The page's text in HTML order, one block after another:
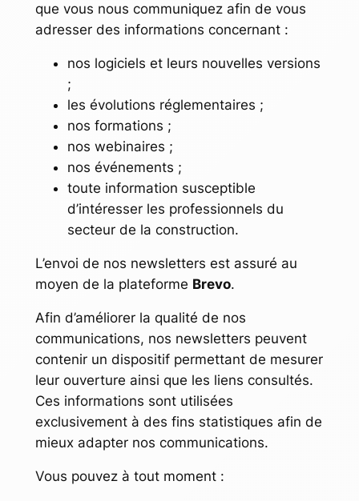
que vous nous communiquez afin de vous
adresser des informations concernant :
nos logiciels et leurs nouvelles versions
;
les évolutions réglementaires ;
nos formations ;
nos webinaires ;
nos événements ;
toute information susceptible
d’intéresser les professionnels du
secteur de la construction.
L’envoi de nos newsletters est assuré au
moyen de la plateforme Brevo.
Afin d’améliorer la qualité de nos
communications, nos newsletters peuvent
contenir un dispositif permettant de mesurer
leur ouverture ainsi que les liens consultés.
Ces informations sont utilisées
exclusivement à des fins statistiques afin de
mieux adapter nos communications.
Vous pouvez à tout moment :